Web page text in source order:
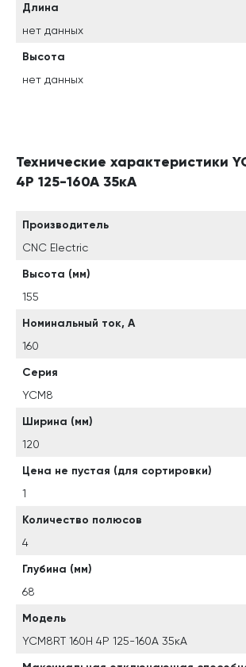
Длина
нет данных
Высота
нет данных
Технические характеристики
4P 125-160A 35кА
Производитель
CNC Electric
Высота (мм)
155
Номинальный ток, А
160
Серия
YCM8
Ширина (мм)
120
Цена не пустая (для сортировки)
1
Количество полюсов
4
Глубина (мм)
68
Модель
YCM8RT 160H 4P 125-160A 35кА